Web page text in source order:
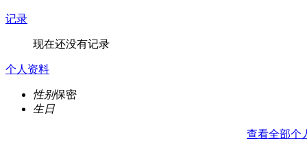
记录
现在还没有记录
个人资料
性别保密
生日
查看全部个